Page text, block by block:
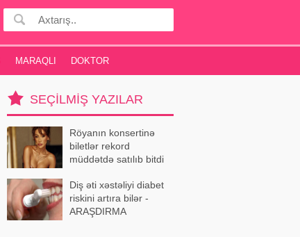
MARAQLI DOKTOR
SEÇILMIŞ YAZILAR
Röyanın konsertinə
biletlər rekord
müddətdə satılıb bitdi
Diş əti xəstəliyi diabet
riskini artıra bilər -
ARAŞDIRMA